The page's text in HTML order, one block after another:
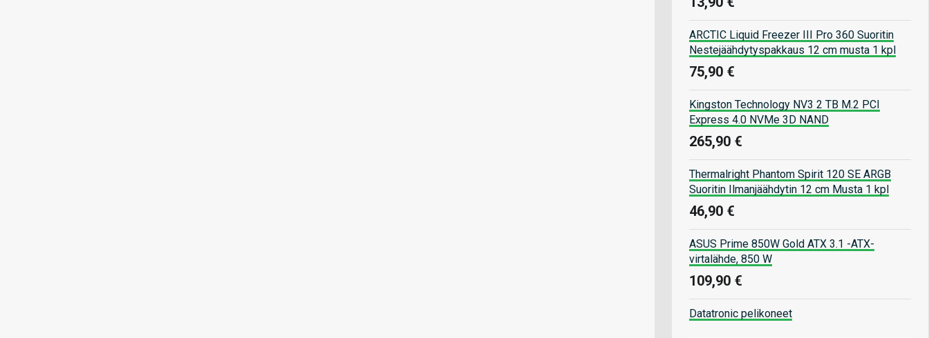
ARCTIC Liquid Freezer III Pro 360 Suoritin
Nestejäähdytyspakkaus 12 cm musta 1 kpl
75,90 €
Kingston Technology NV3 2 TB M.2 PCI
Express 4.0 NVMe 3D NAND
265,90 €
Thermalright Phantom Spirit 120 SE ARGB
Suoritin Ilmanjäähdytin 12 cm Musta 1 kpl
46,90 €
ASUS Prime 850W Gold ATX 3.1 -ATX-
virtalähde, 850 W
109,90 €
Datatronic pelikoneet